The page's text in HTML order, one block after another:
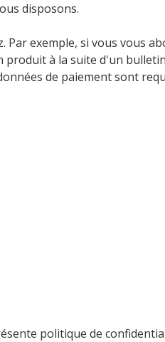
disposons.
exemple, si vous vous
produit à la suite d'un
de paiement sont
politique de